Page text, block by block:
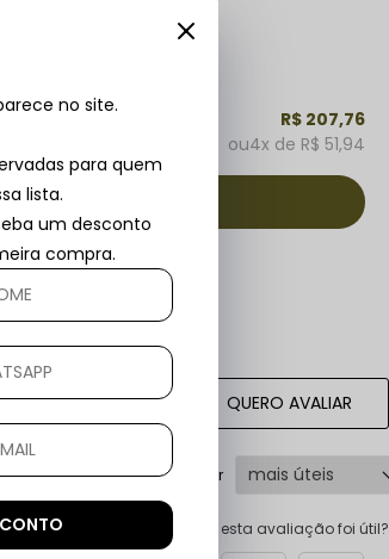
R$ 207,76
4x
R$ 51,94
QUERO AVALIAR
Ordenar por
esta avaliação foi útil?
no site.
para quem
lista.
um desconto
compra.